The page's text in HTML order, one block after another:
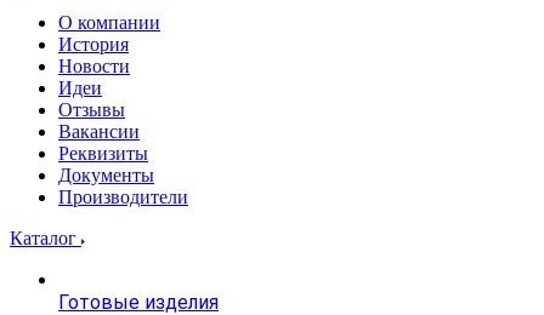
О компании
История
Новости
Идеи
Отзывы
Вакансии
Реквизиты
Документы
Производители
Каталог
Готовые изделия